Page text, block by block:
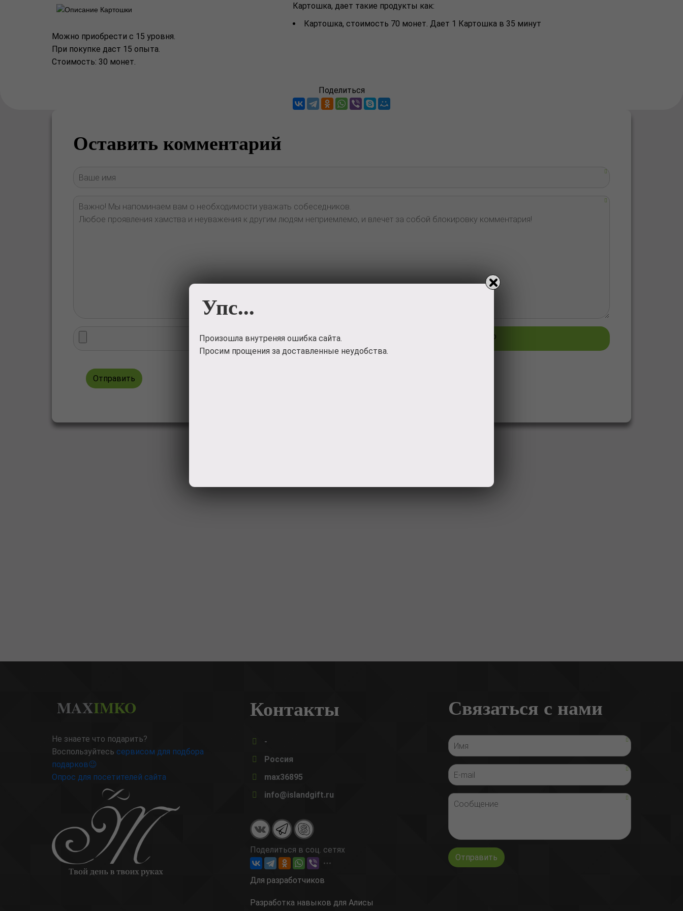
Картошка, дает такие продукты как:
Картошка, стоимость 70 монет. Дает 1 Картошка в 35 минут
Можно приобрести с 15 уровня.
При покупке даст 15 опыта.
Стоимость: 30 монет.
Поделиться
Оставить комментарий
Загрузить фото
Отправить
MAXIMKO
Не знаете что подарить?
Воспользуйтесь сервисом для подбора
подарков😉
Опрос для посетителей сайта
Контакты
-
Россия
max36895
info@islandgift.ru
Поделиться в соц. сетях
Для разработчиков
Разработка навыков для Алисы
Связаться с нами
Отправить
Упс...
Произошла внутреняя ошибка сайта.
Просим прощения за доставленные неудобства.